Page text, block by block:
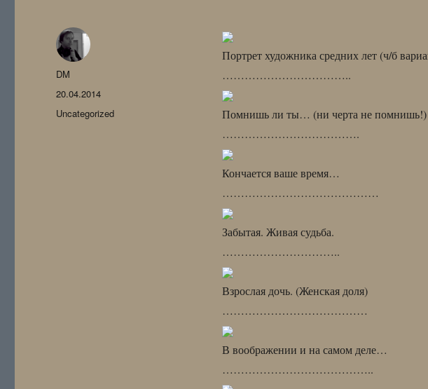
Портрет художника средних лет (ч/б
……………………………..
Помнишь ли ты… (ни черта не помнишь!)
……………………………….
Кончается ваше время…
……………………………………
Забытая. Живая судьба.
…………………………..
Взрослая дочь. (Женская доля)
…………………………………
В воображении и на самом деле…
…………………………………..
Автор
DM
Опубликовано
20.04.2014
Рубрики
Uncategorized